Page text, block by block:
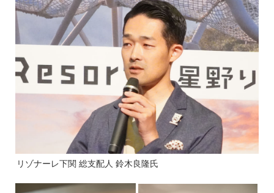
リゾナーレ下関 総支配人 鈴木良隆氏